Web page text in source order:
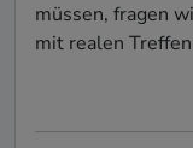
müssen, fragen
mit realen